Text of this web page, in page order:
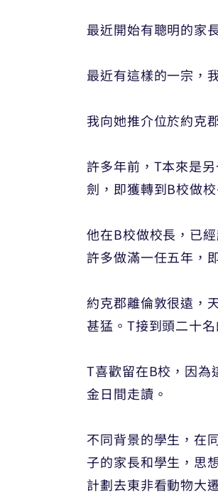
最近開始有聰明的家
最近有這樣的一宗，
我向她推介位於約克
許多年前，T本來是
劍，即獲轉到B校做校
他在B校做校長，已
許多做滿一任五年，
約克郡離倫敦很遠，
甚猛。T接到頭二十
T喜歡留在B校，因為
金日間走讀。
不同背景的學生，在
子的家長和學生，思
計劃去東非看動物大